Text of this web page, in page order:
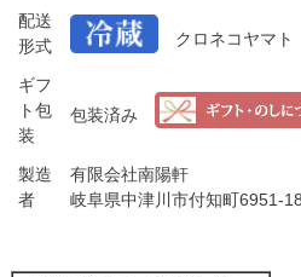
配送
形式
クロネコヤマト
ギフ
ト包
装
包装済み
製造
者
有限会社南陽軒
岐阜県中津川市付知町6951-18